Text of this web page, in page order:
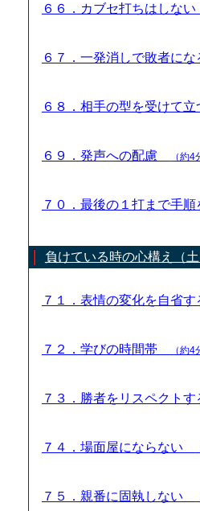
６６．カブセ打ちはしな
６７．一発消しで敗者に
６８．相手の型を受けて
６９．発声への配慮 （約4
７０．最後の１打まで手
負けている時の心構え（土
７１．表情の変化を自省
７２．学びの時間帯 （約4
７３．勝者をリスペクト
７４．場面屋にならない
７５．親番に固執しない